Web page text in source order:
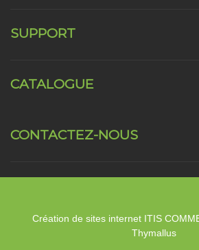
CONTACTEZ-NOUS
SUPPORT
CATALOGUE
Création de sites internet ITIS
Thymallus